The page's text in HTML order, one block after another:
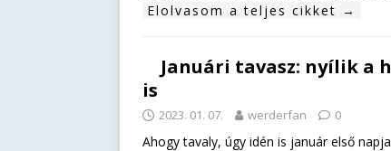
Elolvasom a teljes cikket →
Januári tavasz: nyílik a
is
2023. 01. 07. werderfan 0
Ahogy tavaly, úgy idén is január első